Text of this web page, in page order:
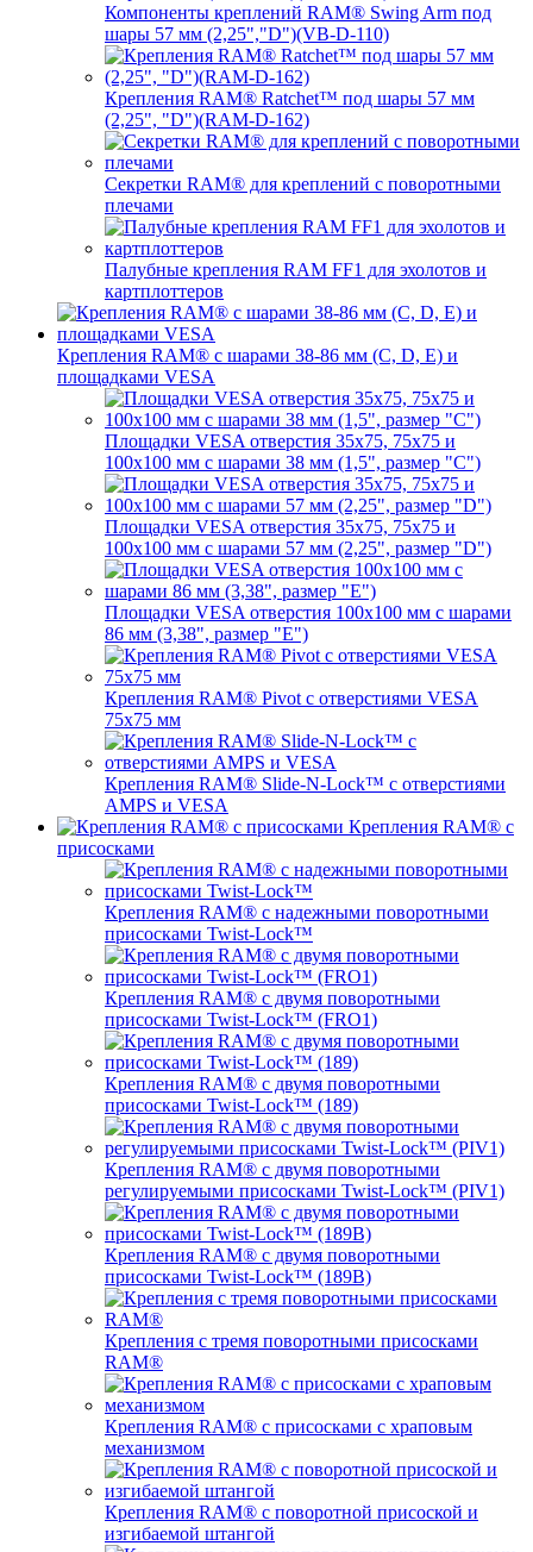
Компоненты креплений RAM® Swing Arm под
шары 57 мм (2,25","D")(VB-D-110)
Крепления RAM® Ratchet™ под шары 57 мм
(2,25", "D")(RAM-D-162)
Секретки RAM® для креплений с поворотными
плечами
Палубные крепления RAM FF1 для эхолотов и
картплоттеров
Крепления RAM® с шарами 38-86 мм (C, D, E) и
площадками VESA
Площадки VESA отверстия 35x75, 75x75 и
100x100 мм с шарами 38 мм (1,5", размер "C")
Площадки VESA отверстия 35х75, 75x75 и
100x100 мм с шарами 57 мм (2,25", размер "D")
Площадки VESA отверстия 100x100 мм с шарами
86 мм (3,38", размер "E")
Крепления RAM® Pivot с отверстиями VESA
75x75 мм
Крепления RAM® Slide-N-Lock™ с отверстиями
AMPS и VESA
Крепления RAM® с
присосками
Крепления RAM® с надежными поворотными
присосками Twist-Lock™
Крепления RAM® с двумя поворотными
присосками Twist-Lock™ (FRO1)
Крепления RAM® с двумя поворотными
присосками Twist-Lock™ (189)
Крепления RAM® с двумя поворотными
регулируемыми присосками Twist-Lock™ (PIV1)
Крепления RAM® с двумя поворотными
присосками Twist-Lock™ (189B)
Крепления с тремя поворотными присосками
RAM®
Крепления RAM® с присосками с храповым
механизмом
Крепления RAM® с поворотной присоской и
изгибаемой штангой